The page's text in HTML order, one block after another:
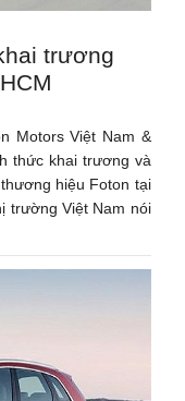
trương
Motors Việt Nam &
thức khai trương và
hiệu Foton tại
trường Việt Nam nói